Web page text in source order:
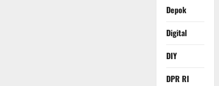
Depok
Digital
DIY
DPR RI